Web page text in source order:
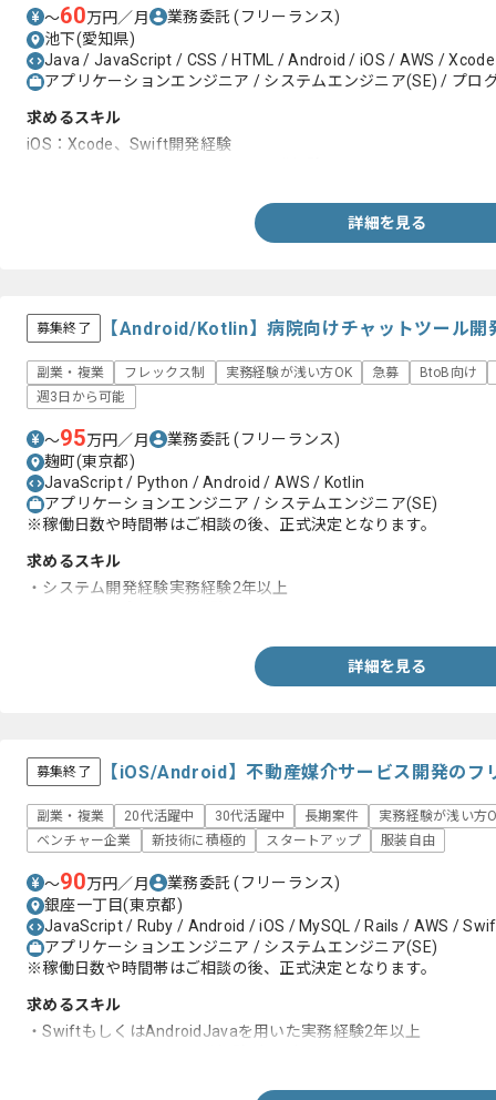
〜60万円／月 業務委託(フリーランス)
池下(愛知県)
Java / JavaScript / CSS / HTML / Android / iOS / AWS /
アプリケーションエンジニア / システムエンジニア(SE) / プロ
求めるスキル
iOS：Xcode、Swift開発経験
詳細を見る
募集終了 【Android/Kotlin】病院向けチャットツール開
副業・複業 フレックス制 実務経験が浅い方OK 急募
BtoB向け
週3日から可能
〜95万円／月 業務委託(フリーランス)
麹町(東京都)
JavaScript / Python / Android / AWS / Kotlin
アプリケーションエンジニア / システムエンジニア(SE)
※稼働日数や時間帯はご相談の後、正式決定となります。
求めるスキル
・システム開発経験実務経験2年以上
詳細を見る
募集終了 【iOS/Android】不動産媒介サービス開発のフ
副業・複業 20代活躍中 30代活躍中 長期案件
実務経験が浅い方
ベンチャー企業
新技術に積極的 スタートアップ 服装自由
〜90万円／月 業務委託(フリーランス)
銀座一丁目(東京都)
JavaScript / Ruby / Android / iOS / MySQL / Rails / AWS /
アプリケーションエンジニア / システムエンジニア(SE)
※稼働日数や時間帯はご相談の後、正式決定となります。
求めるスキル
・SwiftもしくはAndroidJavaを用いた実務経験2年以上